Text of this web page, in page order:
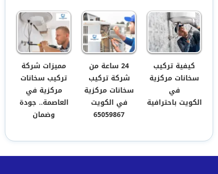
كيفية تركيب
سخانات مركزية
في
الكويت باحترافية
24 ساعة من
شركة تركيب
سخانات مركزية
في الكويت
65059867
مميزات شركة
تركيب سخانات
مركزية في
العاصمة.. جودة
وضمان